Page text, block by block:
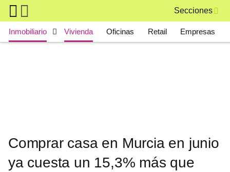
Skip to main content
Secciones
Main navigation
Inmobiliario Vivienda Oficinas Retail Empresas
Comprar casa en Murcia en junio
ya cuesta un 15,3% más que